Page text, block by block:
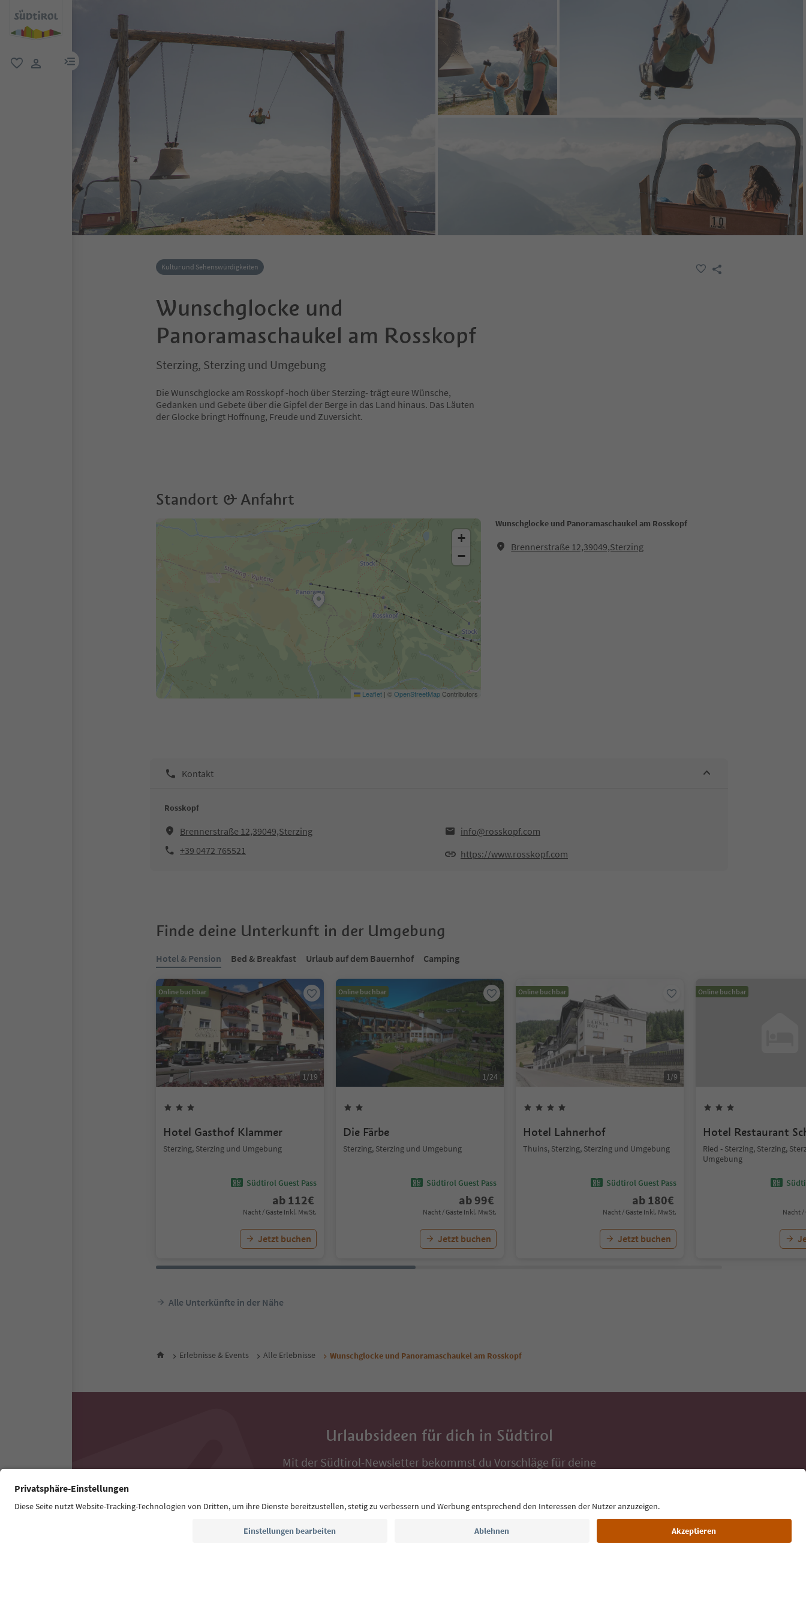
menu link
Kultur und Sehenswürdigkeiten
Wunschglocke und
Panoramaschaukel am Rosskopf
Sterzing, Sterzing und Umgebung
Die Wunschglocke am Rosskopf -hoch über Sterzing- trägt eure Wünsche,
Gedanken und Gebete über die Gipfel der Berge in das Land hinaus. Das Läuten
der Glocke bringt Hoffnung, Freude und Zuversicht.
Standort & Anfahrt
Wunschglocke und Panoramaschaukel am Rosskopf
Brennerstraße 12,39049,Sterzing
+
−
Leaflet | ©OpenStreetMapContributors
Kontakt
Rosskopf
Brennerstraße 12,39049,Sterzing
info@rosskopf.com
+39 0472 765521
https://www.rosskopf.com
Finde deine Unterkunft in der Umgebung
Hotel & Pension Bed & Breakfast Urlaub auf dem Bauernhof Camping
Online buchbar
1/19
Hotel Gasthof Klammer
Sterzing, Sterzing und Umgebung
Südtirol Guest Pass
ab 112€
Nacht / Gäste Inkl. MwSt.
Jetzt buchen
Online buchbar
1/24
Die Färbe
Sterzing, Sterzing und Umgebung
Südtirol Guest Pass
ab 99€
Nacht / Gäste Inkl. MwSt.
Jetzt buchen
Online buchbar
1/9
Hotel Lahnerhof
Thuins, Sterzing, Sterzing und Umgebung
Südtirol Guest Pass
ab 180€
Nacht / Gäste Inkl. MwSt.
Jetzt buchen
Online buchbar
Hotel Restaurant
Ried - Sterzing, Sterzing,
Umgebung
Nacht /
Alle Unterkünfte in der Nähe
Erlebnisse & Events Alle Erlebnisse Wunschglocke und Panoramaschaukel am Rosskopf
Urlaubsideen für dich in Südtirol
Mit der Südtirol-Newsletter bekommst du Vorschläge für deine
E-Mail Adresse